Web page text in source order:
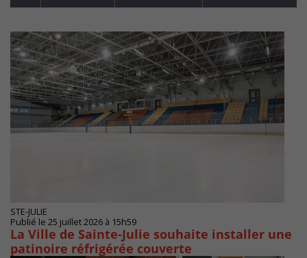
STE-JULIE
Publié le 25 juillet 2026 à 15h59
La Ville de Sainte-Julie souhaite installer une
patinoire réfrigérée couverte